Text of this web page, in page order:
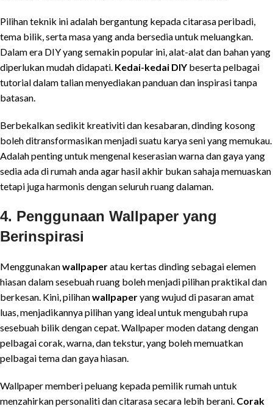
Pilihan teknik ini adalah bergantung kepada citarasa peribadi,
tema bilik, serta masa yang anda bersedia untuk meluangkan.
Dalam era DIY yang semakin popular ini, alat-alat dan bahan yang
diperlukan mudah didapati. Kedai-kedai DIY beserta pelbagai
tutorial dalam talian menyediakan panduan dan inspirasi tanpa
batasan.
Berbekalkan sedikit kreativiti dan kesabaran, dinding kosong
boleh ditransformasikan menjadi suatu karya seni yang memukau.
Adalah penting untuk mengenal keserasian warna dan gaya yang
sedia ada di rumah anda agar hasil akhir bukan sahaja memuaskan
tetapi juga harmonis dengan seluruh ruang dalaman.
4. Penggunaan Wallpaper yang
Berinspirasi
Menggunakanwallpaperatau kertas dinding sebagai elemen
hiasan dalam sesebuah ruang boleh menjadi pilihan praktikal dan
berkesan. Kini, pilihanwallpaperyang wujud di pasaran amat
luas, menjadikannya pilihan yang ideal untuk mengubah rupa
sesebuah bilik dengan cepat. Wallpaper moden datang dengan
pelbagai corak, warna, dan tekstur, yang boleh memuatkan
pelbagai tema dan gaya hiasan.
Wallpaper memberi peluang kepada pemilik rumah untuk
menzahirkan personaliti dan citarasa secara lebih berani. Corak